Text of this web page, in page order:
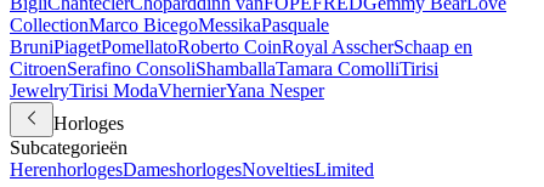
CollectionMarco BicegoMessikaPasquale
BruniPiagetPomellatoRoberto CoinRoyal AsscherSchaap en
CitroenSerafino ConsoliShamballaTamara ComolliTirisi
JewelryTirisi ModaVhernierYana Nesper
Horloges
Subcategorieën
HerenhorlogesDameshorlogesNoveltiesLimited